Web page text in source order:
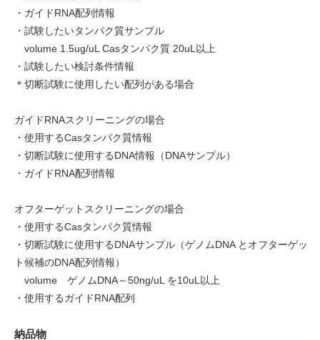
・ガイドRNA配列情報
・試験したいタンパク質サンプル
volume 1.5ug/uL Casタンパク質 20uL以上
・試験したい検討条件情報
＊切断試験に使用したい配列がある場合
ガイドRNAスクリーニングの場合
・使用するCasタンパク質情報
・切断試験に使用するDNA情報（DNAサンプル）
・ガイドRNA配列情報
オフターゲットスクリーニングの場合
・使用するCasタンパク質情報
・切断試験に使用するDNAサンプル（ゲノムDNA とオフターゲッ
ト候補のDNA配列情報）
volume ゲノムDNA～50ng/uL を10uL以上
・使用するガイドRNA配列
納品物